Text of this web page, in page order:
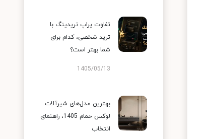
تفاوت پراپ تریدینگ با
ترید شخصی، کدام برای
شما بهتر است؟
1405/05/13
بهترین مدل‌های شیرآلات
لوکس حمام 1405، راهنمای
انتخاب